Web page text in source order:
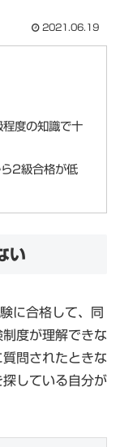
2021.06.19
度の知識で十
2級合格が低
い
に合格して、同
度が理解できな
問されたときな
している自分が